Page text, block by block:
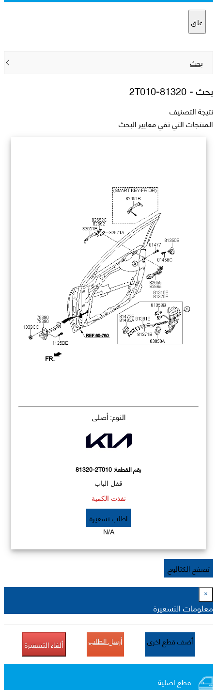
غلق
بحث
بحث -81320-2T010
نتيجة التصنيف
المنتجات التي تفي معايير البحث
النوع: أصلي
رقم القطعة:81320-2T010
قفل الباب
نفذت الكمية
اطلب تسعيرة
N/A
تصفح الكتالوج
×
معلومات التسعيرة
أضف قطع اخرى أرسل الطلب ألغاء التسعيرة
قطع اصلية